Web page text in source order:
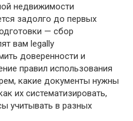
недвижимости
задолго до первых
— сбор
вам legally
доверенности и
правил использования
какие документы нужны
их систематизировать,
учитывать в разных